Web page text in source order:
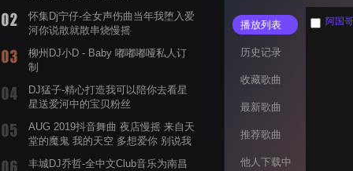
怀集Dj宁仔-全女声伤曲当年我堕入爱
河你说散就散串烧慢摇
柳州DJ小D - Baby 嘟嘟嘟哑私人订
制
DJ猛子-精心打造我可以陪你去看星
星送爱河中的宝贝粉丝
AUG 2019抖音舞曲 夜店慢摇 来自天
堂的魔鬼 我的天空 多想爱你 别说我
丰城DJ乔哲-全中文Club音乐为南昌
播放列表
历史记录
收藏歌曲
最新歌曲
推荐歌曲
他人下载中
阿国